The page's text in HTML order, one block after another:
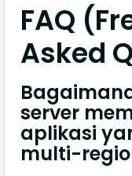
FAQ
Asked
server
aplikasi
multi-